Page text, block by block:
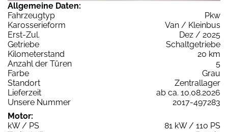
Allgemeine Daten:
Fahrzeugtyp
Pkw
Karosserieform
Van / Kleinbus
Erst-Zul.
Dez / 2025
Getriebe
Schaltgetriebe
Kilometerstand
20 km
Anzahl der Türen
5
Farbe
Grau
Standort
Zentrallager
Lieferzeit
ab ca. 10.08.2026
Unsere Nummer
2017-497283
Motor:
kW / PS
81 kW / 110 PS